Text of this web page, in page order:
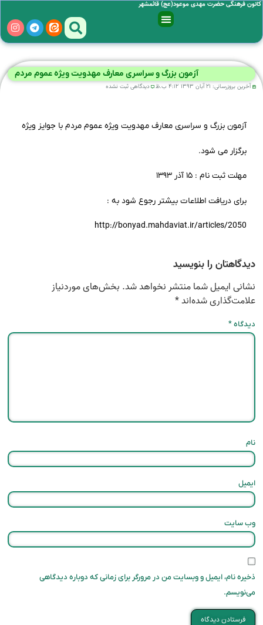
کانون فرهنگی حضرت مهدی موعود(عج) قائمشهر
آزمون بزرگ و سراسری معارف مهدویت ویژه عموم مردم
آخرین بروزرسانی: ۴:۱۲ ب.ظ دیدگاهی ثبت نشده
آزمون بزرگ و سراسری معارف مهدویت ویژه عموم مردم با جوایز ویژه
برگزار می شود.
مهلت ثبت نام : ۱۵ آذر ۱۳۹۳
برای دریافت اطلاعات بیشتر رجوع شود به :
http://bonyad.mahdaviat.ir/articles/2050
دیدگاهتان را بنویسید
نشانی ایمیل شما منتشر نخواهد شد. بخش‌های موردنیاز
علامت‌گذاری شده‌اند*
دیدگاه*
نام
ایمیل
وب‌ سایت
ذخیره نام، ایمیل و وبسایت من در مرورگر برای زمانی که دوباره دیدگاهی
می‌نویسم.